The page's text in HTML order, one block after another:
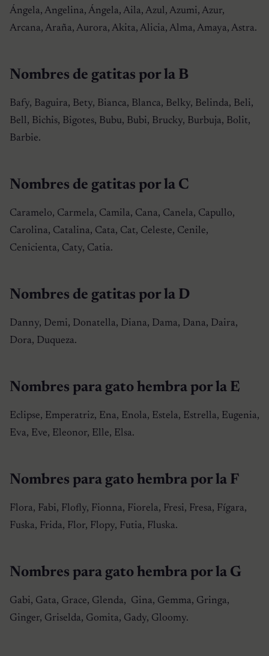
Ángela, Angelina, Ángela, Aila, Azul, Azumi, Azur,
Arcana, Araña, Aurora, Akita, Alicia, Alma, Amaya, Astra.
Nombres de gatitas por la B
Bafy, Baguira, Bety, Bianca, Blanca, Belky, Belinda, Beli,
Bell, Bichis, Bigotes, Bubu, Bubi, Brucky, Burbuja, Bolit,
Barbie.
Nombres de gatitas por la C
Caramelo, Carmela, Camila, Cana, Canela, Capullo,
Carolina, Catalina, Cata, Cat, Celeste, Cenile,
Cenicienta, Caty, Catia.
Nombres de gatitas por la D
Danny, Demi, Donatella, Diana, Dama, Dana, Daira,
Dora, Duqueza.
Nombres para gato hembra por la E
Eclipse, Emperatriz, Ena, Enola, Estela, Estrella, Eugenia,
Eva, Eve, Eleonor, Elle, Elsa.
Nombres para gato hembra por la F
Flora, Fabi, Flofly, Fionna, Fiorela, Fresi, Fresa, Fígara,
Fuska, Frida, Flor, Flopy, Futia, Fluska.
Nombres para gato hembra por la G
Gabi, Gata, Grace, Glenda, Gina, Gemma, Gringa,
Ginger, Griselda, Gomita, Gady, Gloomy.